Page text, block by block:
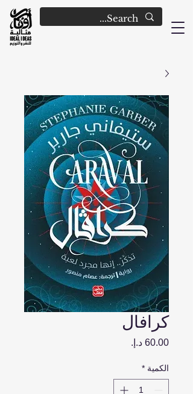
كرافال
الكمية *